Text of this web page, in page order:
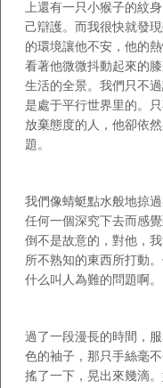
上還有一只小猴子的紋
己辯護。而我很快就發
的環境讓他不安，他的
看著他微微抖動起來的
生活的全景。我們只不
是處于平行世界里的。
放棄態度的人，他卻依
題。
我們像蜻蜓點水般地掠
任何一個深究下去而感
倒不是故意的，對他，
所不熟知的東西所打動
什么叫人為難的問題啊。
過了一段漫長的時間，
色的袖子，那只手絲毫
搖了一下，晃出來幾滴